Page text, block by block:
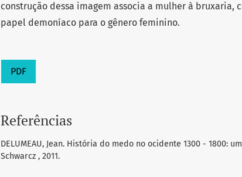
construção dessa imagem associa a mulher à bruxaria,
papel demoníaco para o gênero feminino.
PDF
Referências
DELUMEAU, Jean. História do medo no ocidente 1300 - 1800:
Schwarcz , 2011.